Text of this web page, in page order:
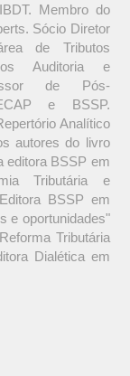
Membro do
Sócio Diretor
de Tributos
Auditoria e
de Pós-
e BSSP.
Analítico
autores do livro
editora BSSP em
Tributária e
BSSP em
e oportunidades"
Tributária
Dialética em